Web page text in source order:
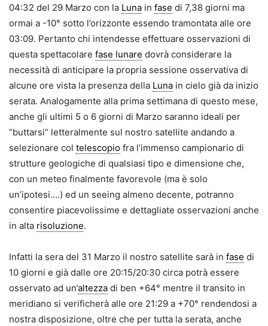
04:32 del 29 Marzo con la Luna in fase di 7,38 giorni ma
ormai a -10° sotto l’orizzonte essendo tramontata alle ore
03:09. Pertanto chi intendesse effettuare osservazioni di
questa spettacolare fase lunare dovrà considerare la
necessità di anticipare la propria sessione osservativa di
alcune ore vista la presenza della Luna in cielo già da inizio
serata. Analogamente alla prima settimana di questo mese,
anche gli ultimi 5 o 6 giorni di Marzo saranno ideali per
“buttarsi” letteralmente sul nostro satellite andando a
selezionare col telescopio fra l’immenso campionario di
strutture geologiche di qualsiasi tipo e dimensione che,
con un meteo finalmente favorevole (ma è solo
un’ipotesi….) ed un seeing almeno decente, potranno
consentire piacevolissime e dettagliate osservazioni anche
in alta risoluzione.
Infatti la sera del 31 Marzo il nostro satellite sarà in fase di
10 giorni e già dalle ore 20:15/20:30 circa potrà essere
osservato ad un’altezza di ben +64° mentre il transito in
meridiano si verificherà alle ore 21:29 a +70° rendendosi a
nostra disposizione, oltre che per tutta la serata, anche